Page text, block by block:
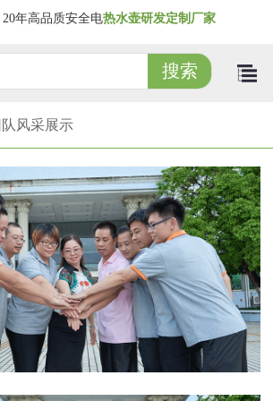
20年高品质安全电热水壶研发定制厂家
队风采展示